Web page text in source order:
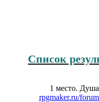
Список
1 место.
rpgmaker.ru/